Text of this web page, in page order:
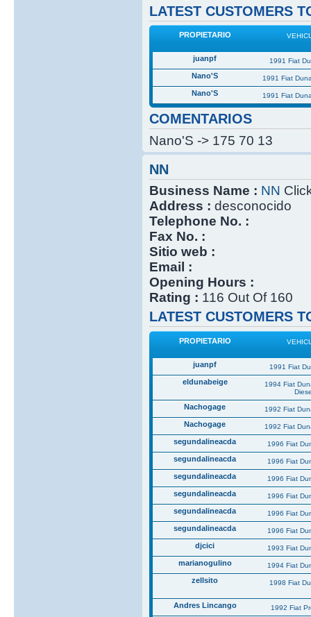
LATEST CUSTOMERS
PROPIETARIO
juanpf 1991 Fiat
Nano'S 1991 Fiat
Nano'S 1991 Fiat
COMENTARIOS
Nano'S -> 175 70 13
NN
Business Name : NN
Address : desconocido
Telephone No. :
Fax No. :
Sitio web :
Email :
Opening Hours :
Rating : 116 Out Of 160
LATEST CUSTOMERS
PROPIETARIO
juanpf 1991 Fiat
eldunabeige
1994 Fiat
Nachogage 1992 Fiat
Nachogage 1992 Fiat
segundalineacda 1996 Fiat
segundalineacda 1996 Fiat
segundalineacda 1996 Fiat
segundalineacda 1996 Fiat
segundalineacda 1996 Fiat
segundalineacda 1996 Fiat
djcici 1993 Fiat
marianogulino 1994 Fiat
zellsito 1998 Fiat
Andres Lincango 1992 Fiat